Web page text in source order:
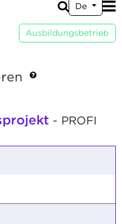
De
Ausbildungsbetrieb
- PROFI